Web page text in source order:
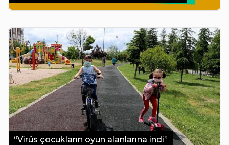
“Virüs çocukların oyun alanlarına indi”